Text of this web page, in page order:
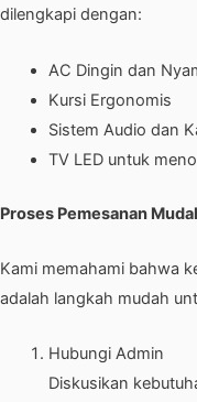
dilengkapi dengan:
AC Dingin dan
Kursi Ergonomis
Sistem Audio dan
TV LED untuk
Proses Pemesanan
Kami memahami bahwa
adalah langkah mudah
Hubungi Admin
Diskusikan